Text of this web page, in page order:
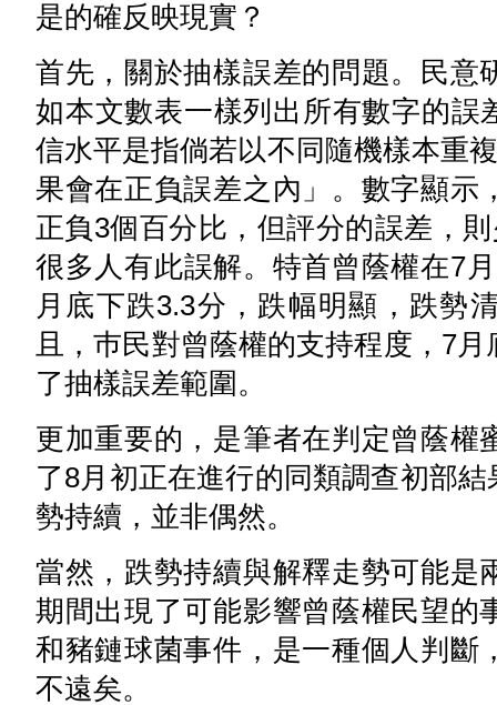
是的確反映現實？
首先，關於抽樣誤差的問題。民意
如本文數表一樣列出所有數字的誤
信水平是指倘若以不同隨機樣本重
果會在正負誤差之內」。數字顯示
正負3個百分比，但評分的誤差，
很多人有此誤解。特首曾蔭權在7
月底下跌3.3分，跌幅明顯，跌勢
且，巿民對曾蔭權的支持程度，7
了抽樣誤差範圍。
更加重要的，是筆者在判定曾蔭權
了8月初正在進行的同類調查初部
勢持續，並非偶然。
當然，跌勢持續與解釋走勢可能是
期間出現了可能影響曾蔭權民望的
和豬鏈球菌事件，是一種個人判斷
不遠矣。